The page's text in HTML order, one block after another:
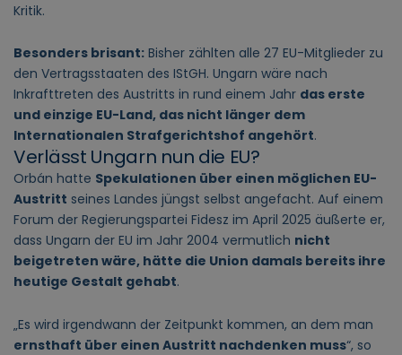
Kritik.
Besonders brisant: Bisher zählten alle 27 EU-Mitglieder zu
den Vertragsstaaten des IStGH. Ungarn wäre nach
Inkrafttreten des Austritts in rund einem Jahr das erste
und einzige EU-Land, das nicht länger dem
Internationalen Strafgerichtshof angehört.
Verlässt Ungarn nun die EU?
Orbán hatte Spekulationen über einen möglichen EU-
Austritt seines Landes jüngst selbst angefacht. Auf einem
Forum der Regierungspartei Fidesz im April 2025 äußerte er,
dass Ungarn der EU im Jahr 2004 vermutlich nicht
beigetreten wäre, hätte die Union damals bereits ihre
heutige Gestalt gehabt.
„Es wird irgendwann der Zeitpunkt kommen, an dem man
ernsthaft über einen Austritt nachdenken muss“, so